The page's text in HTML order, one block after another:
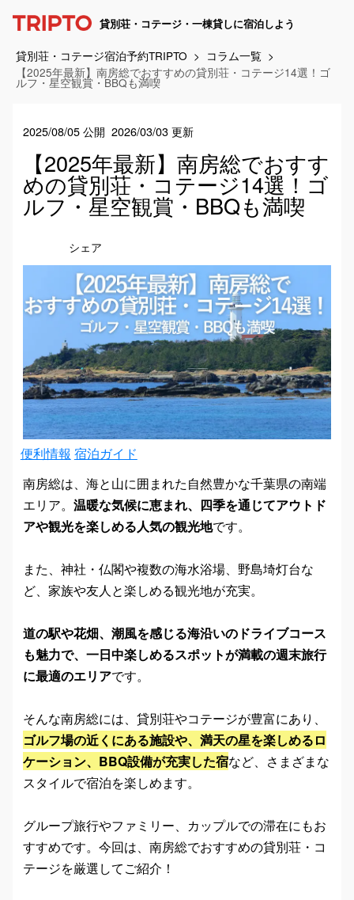
貸別荘・コテージ・一棟貸しに宿泊しよう
貸別荘・コテージ宿泊予約TRIPTO
コラム一覧
【2025年最新】南房総でおすすめの貸別荘・コテージ14選！ゴ
ルフ・星空観賞・BBQも満喫
2025/08/05 公開 2026/03/03 更新
【2025年最新】南房総でおすす
めの貸別荘・コテージ14選！ゴ
ルフ・星空観賞・BBQも満喫
シェア
便利情報 宿泊ガイド
南房総は、海と山に囲まれた自然豊かな千葉県の南端
エリア。 温暖な気候に恵まれ、四季を通じてアウトド
アや観光を楽しめる人気の観光地です。
また、神社・仏閣や複数の海水浴場、野島埼灯台な
ど、家族や友人と楽しめる観光地が充実。
道の駅や花畑、潮風を感じる海沿いのドライブコース
も魅力で、一日中楽しめるスポットが満載の週末旅行
に最適のエリアです。
そんな南房総には、貸別荘やコテージが豊富にあり、
ゴルフ場の近くにある施設や、満天の星を楽しめるロ
ケーション、BBQ設備が充実した宿など、さまざまな
スタイルで宿泊を楽しめます。
グループ旅行やファミリー、カップルでの滞在にもお
すすめです。今回は、南房総でおすすめの貸別荘・コ
テージを厳選してご紹介！